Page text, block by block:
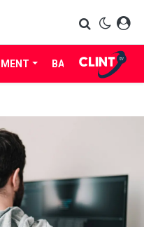
BABES LIFE